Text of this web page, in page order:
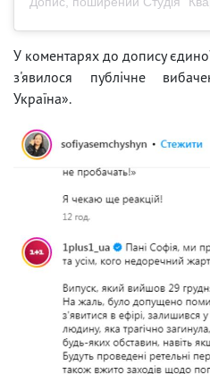
У коментарях до допису
з'явилося публічне
Україна».